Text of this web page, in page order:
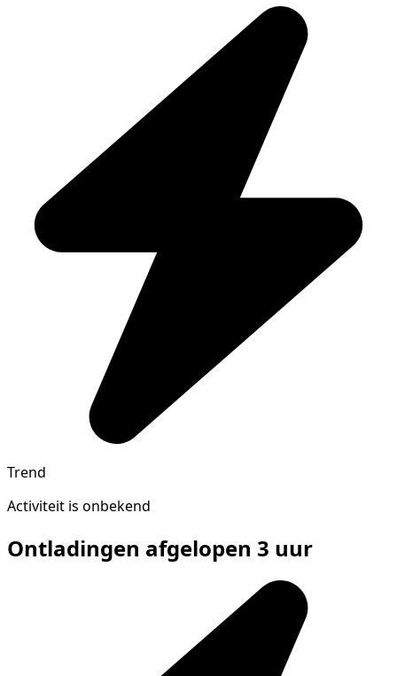
Trend
Activiteit is onbekend
Ontladingen afgelopen 3 uur